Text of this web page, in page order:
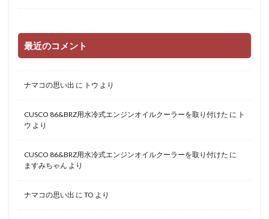
最近のコメント
ナマコの思い出 に トウ より
CUSCO 86&BRZ用水冷式エンジンオイルクーラーを取り付けた に ト
ウ より
CUSCO 86&BRZ用水冷式エンジンオイルクーラーを取り付けた に
ますみちゃん より
ナマコの思い出 に TO より